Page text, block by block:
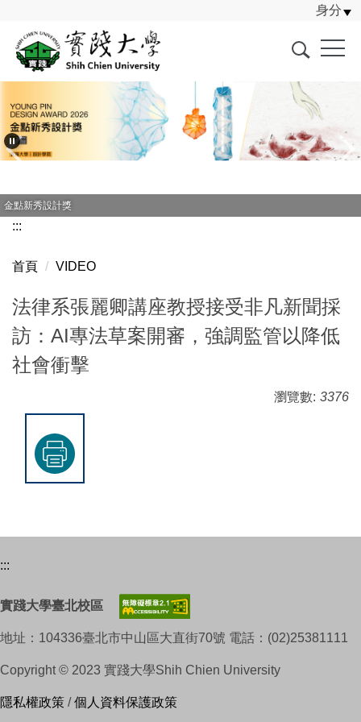
主
容
區
身分
金點新秀設計獎
:::
首頁 VIDEO
法律系張麗卿講座教授接受非凡新聞採
訪：AI專法草案開審，強調監管以降低
社會衝擊
瀏覽數: 3376
:::
實踐大學臺北校區
地址：104336臺北市中山區大直街70號 電話：(02)25381111
Copyright © 2023 實踐大學Shih Chien University
隱私權政策 /個人資料保護政策